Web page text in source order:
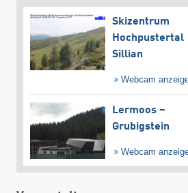
Skizentrum
Hochpustertal
Sillian
Webcam
Lermoos –
Grubigstein
Webcam